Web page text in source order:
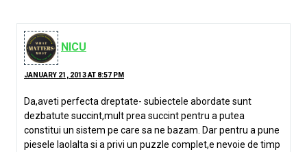
NICU
JANUARY 21, 2013 AT 8:57 PM
Da,aveti perfecta dreptate- subiectele abordate sunt
dezbatute succint,mult prea succint pentru a putea
constitui un sistem pe care sa ne bazam. Dar pentru a pune
piesele laolalta si a privi un puzzle complet,e nevoie de timp